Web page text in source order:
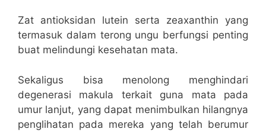
Zat antioksidan lutein serta zeaxanthin yang
termasuk dalam terong ungu berfungsi penting
buat melindungi kesehatan mata.
Sekaligus bisa menolong menghindari
degenerasi makula terkait guna mata pada
umur lanjut, yang dapat menimbulkan hilangnya
penglihatan pada mereka yang telah berumur